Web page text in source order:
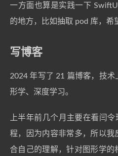
一方面也算是实践一下
的地方，比如抽取 pod 库，希
写博客
2024 年写了 21 篇博客，技
形学、深度学习。
上半年前几个月主要在看闫
程，因为内容非常多，所以我
合自己的理解，针对图形学